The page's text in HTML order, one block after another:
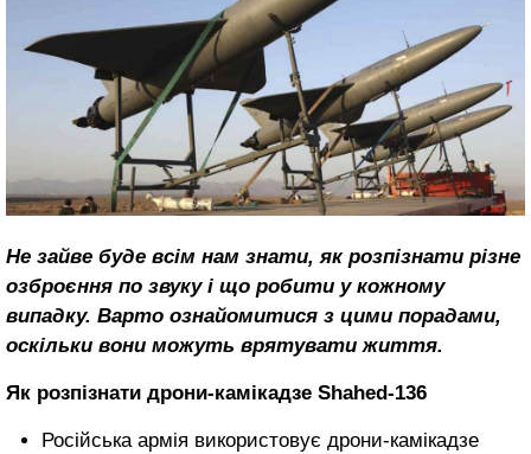
Не зайве буде всім нам знати, як розпізнати різне
озброєння по звуку і що робити у кожному
випадку. Варто ознайомитися з цими порадами,
оскільки вони можуть врятувати життя.
Як розпізнати дрони-камікадзе Shahed-136
Російська армія використовує дрони-камікадзе